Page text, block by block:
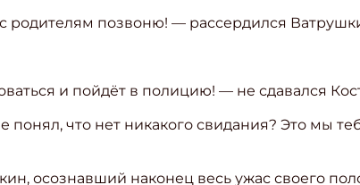
родителям позвоню! — рассердился
и пойдёт в полицию! — не сдавался
что нет никакого свидания? Это мы
осознавший наконец весь ужас своего